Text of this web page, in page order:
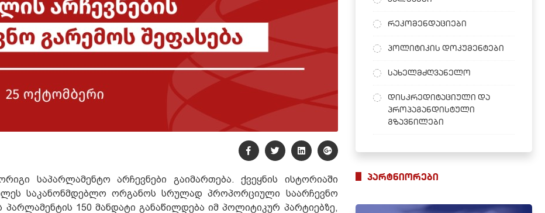
საპარლამენტო არჩევნები გაიმართება. ქვეყნის ისტორიაში
საკანონმდებლო ორგანოს სრულად პროპორციული საარჩევნო
150 მანდატი განაწილდება იმ პოლიტიკურ პარტიებზე,
რეკომენდაციები
პოლიტიკის დოკუმენტები
სახელმძღვანელო
დისკრედიტაციული და
პროპაგანდისტული
გზავნილები
პარტნიორები